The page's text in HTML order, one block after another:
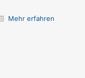
Mehr erfahren